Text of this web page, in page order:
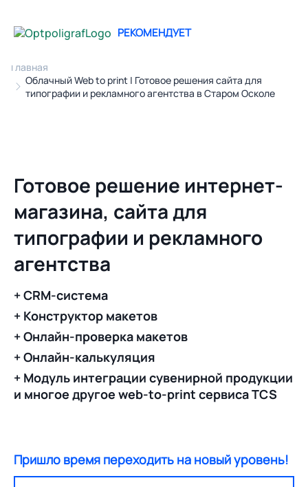
Главная
Облачный Web to print | Готовое решения сайта для
типографии и рекламного агентства в Старом Осколе
РЕКОМЕНДУЕТ
Готовое решение интернет-
магазина, сайта для
типографии и рекламного
агентства
+ CRM-система
+ Конструктор макетов
+ Онлайн-проверка макетов
+ Онлайн-калькуляция
+ Модуль интеграции сувенирной продукции
и многое другое web-to-print сервиса TCS
Пришло время переходить на новый уровень!